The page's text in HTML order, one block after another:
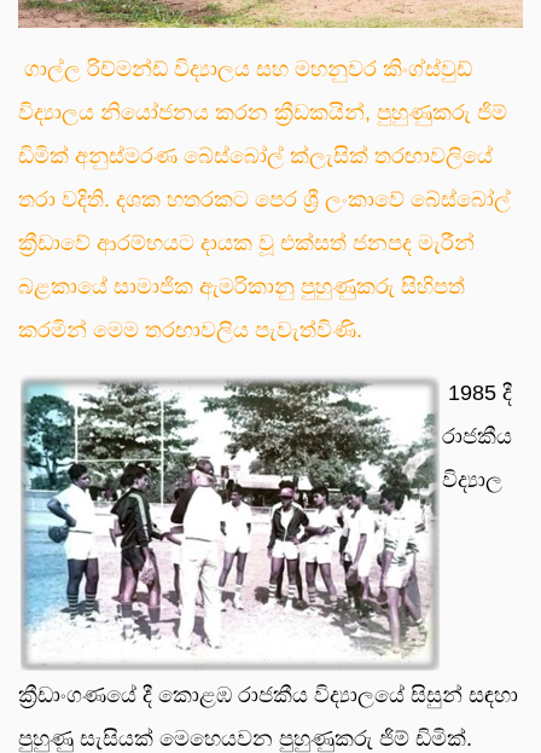
ගාල්ල රිච්මන්ඩ් විද්‍යාලය සහ මහනුවර කිංග්ස්වුඩ්
විද්‍යාලය නියෝජනය කරන ක්‍රීඩකයින්, පුහුණුකරු ජිම්
ඩිමික් අනුස්මරණ බේස්බෝල් ක්ලැසික් තරඟාවලියේ
තරා වදිති. දශක හතරකට පෙර ශ්‍රී ලංකාවේ බේස්බෝල්
ක්‍රීඩාවේ ආරම්භයට දායක වූ එක්සත් ජනපද මැරීන්
බළකායේ සාමාජික ඇමරිකානු පුහුණුකරු සිහිපත්
කරමින් මෙම තරඟාවලිය පැවැත්විණි.
1985 දී
රාජකීය
විද්‍යාල
ක්‍රීඩාංගණයේ දී කොළඹ රාජකීය විද්‍යාලයේ සිසුන් සඳහා
පුහුණු සැසියක් මෙහෙයවන පුහුණුකරු ජිම් ඩිමික්.